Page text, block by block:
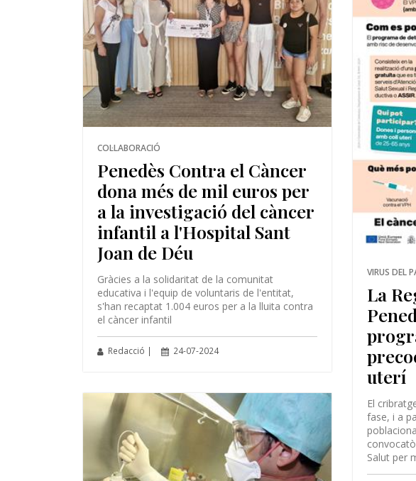
VIRUS DEL
La
uterí
El
fase, i a
Salut per
COL·LABORACIÓ
Penedès Contra el Càncer
dona més de mil euros per
a la investigació del càncer
infantil a l'Hospital Sant
Joan de Déu
Gràcies a la solidaritat de la comunitat
educativa i l'equip de voluntaris de l'entitat,
s'han recaptat 1.004 euros per a la lluita contra
el càncer infantil
Redacció | 24-07-2024